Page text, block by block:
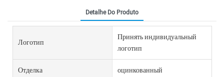
Detalhe Do Produto
Логотип
Принять индивидуальный
логотип
Отделка оцинкованный